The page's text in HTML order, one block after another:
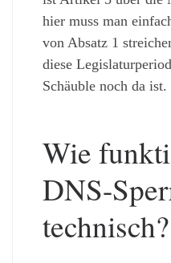
hier muss man
von Absatz 1
diese
Schäuble noch da ist.
Wie
DNS-
technisch?